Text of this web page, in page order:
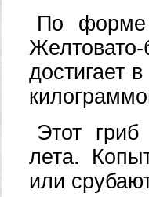
По форме
достигает
Этот
лета.
или